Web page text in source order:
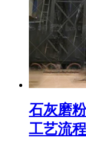
石灰磨
工艺流